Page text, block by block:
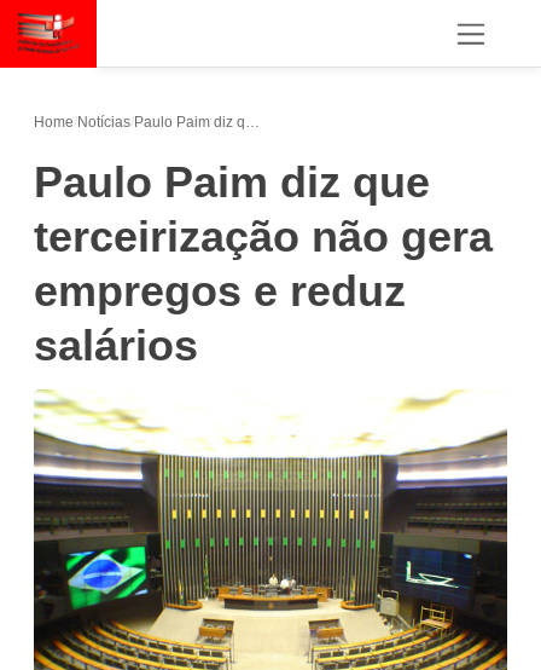
Home/Notícias/
Paulo Paim diz que
terceirização não gera
empregos e reduz
salários